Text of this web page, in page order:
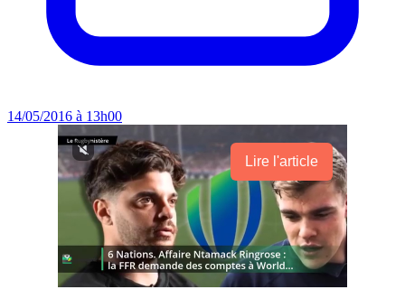
14/05/2016 à 13h00
Lire l'article